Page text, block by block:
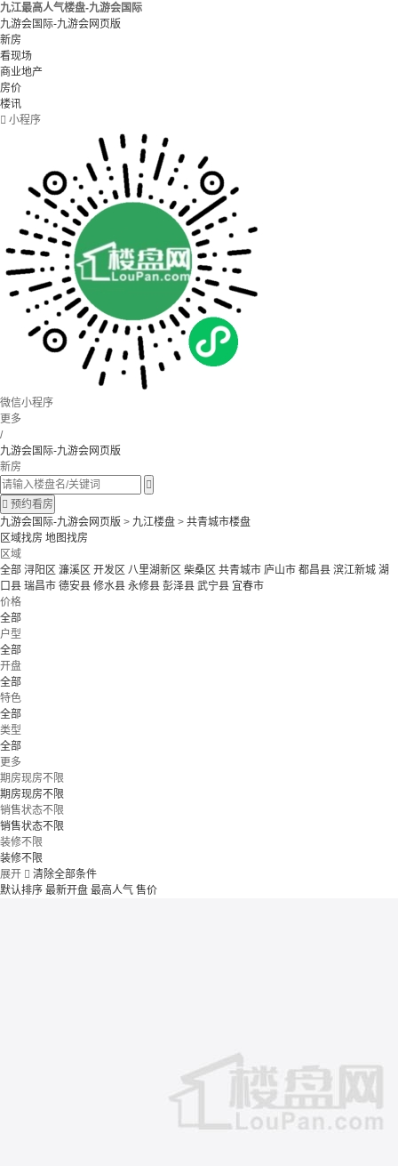
九江最高人气楼盘-九游会国际
九游会国际-九游会网页版
新房
看现场
商业地产
房价
楼讯
 小程序
微信小程序
更多
/
九游会国际-九游会网页版
新房

 预约看房
九游会国际-九游会网页版 > 九江楼盘 > 共青城市楼盘
区域找房 地图找房
区域
全部 浔阳区 濂溪区 开发区 八里湖新区 柴桑区 共青城市 庐山市 都昌县 滨江新城 湖
口县 瑞昌市 德安县 修水县 永修县 彭泽县 武宁县 宜春市
价格
全部
户型
全部
开盘
全部
特色
全部
类型
全部
更多
期房现房不限
期房现房不限
销售状态不限
销售状态不限
装修不限
装修不限
展开  清除全部条件
默认排序 最新开盘 最高人气 售价